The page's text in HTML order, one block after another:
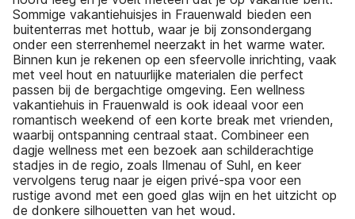
Sommige vakantiehuisjes in Frauenwald bieden een
buitenterras met hottub, waar je bij zonsondergang
onder een sterrenhemel neerzakt in het warme water.
Binnen kun je rekenen op een sfeervolle inrichting, vaak
met veel hout en natuurlijke materialen die perfect
passen bij de bergachtige omgeving. Een wellness
vakantiehuis in Frauenwald is ook ideaal voor een
romantisch weekend of een korte break met vrienden,
waarbij ontspanning centraal staat. Combineer een
dagje wellness met een bezoek aan schilderachtige
stadjes in de regio, zoals Ilmenau of Suhl, en keer
vervolgens terug naar je eigen privé-spa voor een
rustige avond met een goed glas wijn en het uitzicht op
de donkere silhouetten van het woud.